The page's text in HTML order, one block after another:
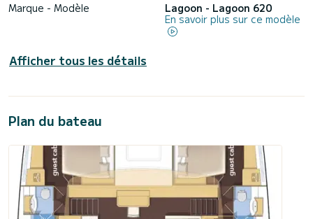
Marque - Modèle
Lagoon - Lagoon 620
En savoir plus sur ce modèle
Afficher tous les détails
Plan du bateau